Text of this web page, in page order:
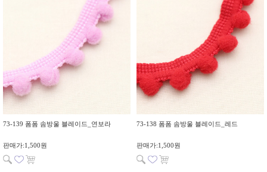
73-139 폼폼 솜방울 블레이드_연보라
판매가:1,500원
73-138 폼폼 솜방울 블레이드_레드
판매가:1,500원